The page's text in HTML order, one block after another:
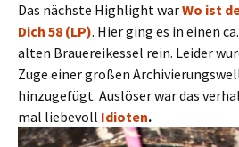
Das nächste Highlight warWo ist
Dich 58 (LP). Hier ging es in einen
alten Brauereikessel rein. Leider
Zuge einer großen
hinzugefügt. Auslöser war das
mal liebevoll Idioten.